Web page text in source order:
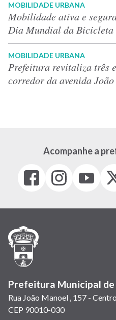
MOBILIDADE URBANA
Mobilidade ativa e
Dia Mundial da Bicicleta
MOBILIDADE URBANA
Prefeitura revitaliza três
corredor da avenida João
Acompanhe a
Facebook
(link
em
janela)
Instagram
(link
em
(link
em
(link
Prefeitura Municipal
Rua João Manoel , 157 -
CEP 90010-030